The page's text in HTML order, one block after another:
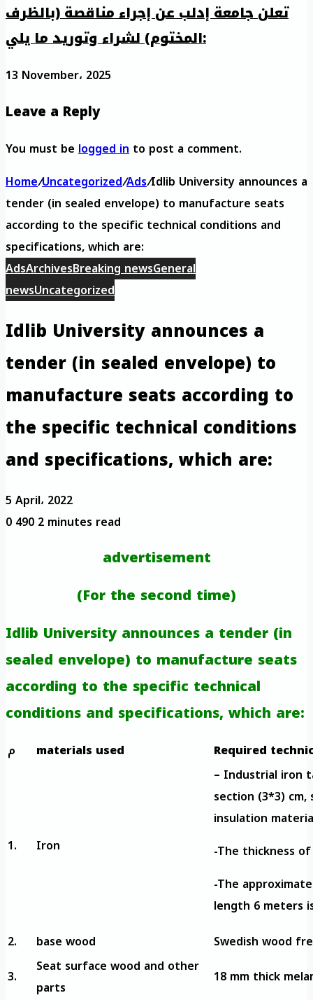
تعلن جامعة إدلب عن إجراء مناقصة (بالظرف
المختوم) لشراء وتوريد ما يلي:
13 November، 2025
Leave a Reply
You must belogged into post a comment.
Home/Uncategorized/Ads/Idlib University announces a
tender (in sealed envelope) to manufacture seats
according to the specific technical conditions and
specifications, which are:
AdsArchivesBreaking newsGeneral
newsUncategorized
Idlib University announces a
tender (in sealed envelope) to
manufacture seats according to
the specific technical conditions
and specifications, which are:
5 April، 2022
04902 minutes read
advertisement
(For the second time)
Idlib University announces a tender (in
sealed envelope) to manufacture seats
according to the specific technical
conditions and specifications, which are:
م materials used Required
1. Iron
– Industrial iron
section (3*3)
insulation
-The thickness
-The
length 6 meters
2.
base wood
Swedish wood
3.
Seat surface wood and other
parts
18 mm thick